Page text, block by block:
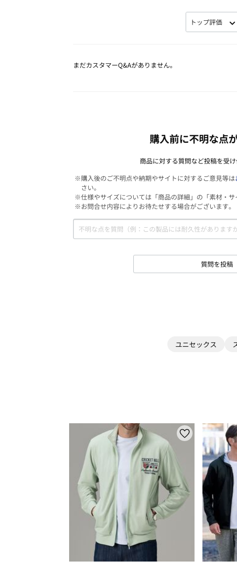
まだカスタマーQ&Aがありません。
購入前に不明な点
商品に対する質問など投稿を受け
※購入後のご不明点や納期やサイトに対するご意見等は
さい。
※仕様やサイズについては「商品の詳細」の「素材・サ
※お問合せ内容によりお待たせする場合がございます。
質問を投稿
ユニセックス